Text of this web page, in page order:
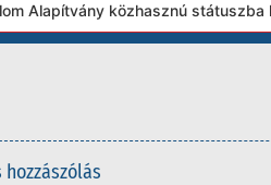
közhasznú státuszba
hozzászólás